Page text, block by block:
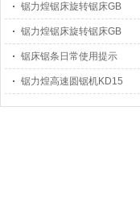
锯力煌锯床旋转锯床GB
锯力煌锯床旋转锯床GB
锯床锯条日常使用提示
锯力煌高速圆锯机KD15